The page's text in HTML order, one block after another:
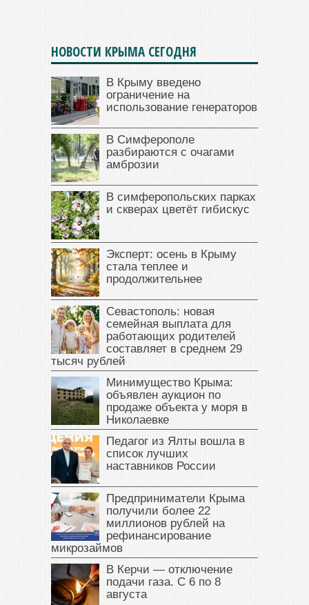
НОВОСТИ КРЫМА СЕГОДНЯ
В Крыму введено
ограничение на
использование генераторов
В Симферополе
разбираются с очагами
амброзии
В симферопольских парках
и скверах цветёт гибискус
Эксперт: осень в Крыму
стала теплее и
продолжительнее
Севастополь: новая
семейная выплата для
работающих родителей
составляет в среднем 29
тысяч рублей
Минимущество Крыма:
объявлен аукцион по
продаже объекта у моря в
Николаевке
Педагог из Ялты вошла в
список лучших
наставников России
Предприниматели Крыма
получили более 22
миллионов рублей на
рефинансирование
микрозаймов
В Керчи — отключение
подачи газа. С 6 по 8
августа